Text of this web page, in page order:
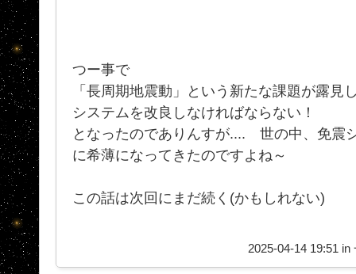
つー事で
「長周期地震動」という新たな課題が露見
システムを改良しなければならない！
となったのでありんすが.... 世の中、免震
に希薄になってきたのですよね～
この話は次回にまだ続く(かもしれない)
2025-04-14 19:51 in